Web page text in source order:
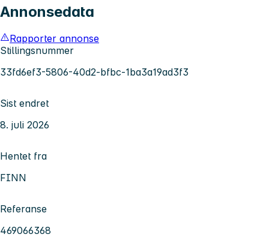
Annonsedata
Rapporter annonse
Stillingsnummer
33fd6ef3-5806-40d2-bfbc-1ba3a19ad3f3
Sist endret
8. juli 2026
Hentet fra
FINN
Referanse
469066368